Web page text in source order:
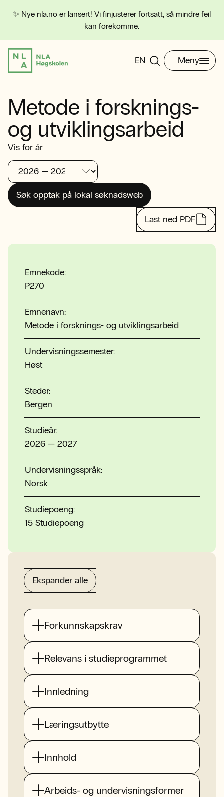
✨ Nye nla.no er lansert! Vi finjusterer fortsatt, så mindre feil
kan forekomme.
EN Meny
Metode i forsknings-
og utviklingsarbeid
Vis for år
Søk opptak på lokal søknadsweb
Last ned PDF
Emnekode:
P270
Emnenavn:
Metode i forsknings- og utviklingsarbeid
Undervisningssemester:
Høst
Steder:
Bergen
Studieår:
2026 — 2027
Undervisningsspråk:
Norsk
Studiepoeng:
15 Studiepoeng
Ekspander alle
Forkunnskapskrav
Relevans i studieprogrammet
Innledning
Læringsutbytte
Innhold
Arbeids- og undervisningsformer